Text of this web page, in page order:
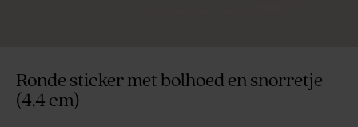
Ronde sticker met bolhoed en snorretje
(4,4 cm)